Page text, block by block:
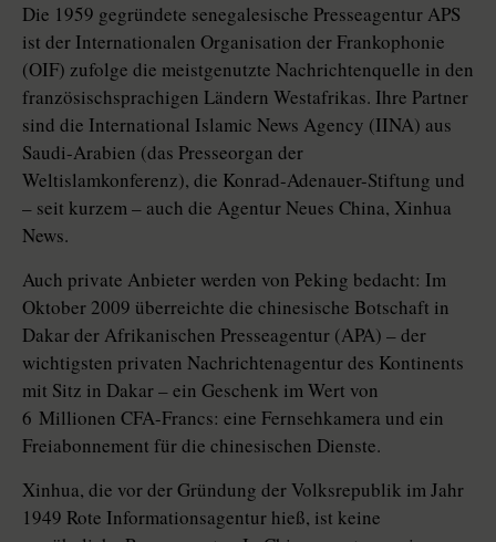
Die 1959 gegründete senegalesische Presseagentur APS
ist der Internationalen Organisation der Frankophonie
(OIF) zufolge die meistgenutzte Nachrichtenquelle in den
französischsprachigen Ländern Westafrikas. Ihre Partner
sind die International Islamic News Agency (IINA) aus
Saudi-Arabien (das Presseorgan der
Weltislamkonferenz), die Konrad-Adenauer-Stiftung und
– seit kurzem – auch die Agentur Neues China, Xinhua
News.
Auch private Anbieter werden von Peking bedacht: Im
Oktober 2009 überreichte die chinesische Botschaft in
Dakar der Afrikanischen Presseagentur (APA) – der
wichtigsten privaten Nachrichtenagentur des Kontinents
mit Sitz in Dakar – ein Geschenk im Wert von
6 Millionen CFA-Francs: eine Fernsehkamera und ein
Freiabonnement für die chinesischen Dienste.
Xinhua, die vor der Gründung der Volksrepublik im Jahr
1949 Rote Informationsagentur hieß, ist keine